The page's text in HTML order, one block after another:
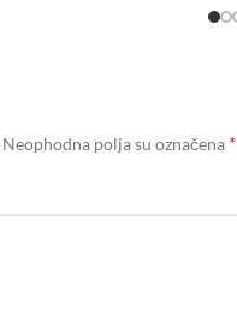
Neophodna polja su označena *